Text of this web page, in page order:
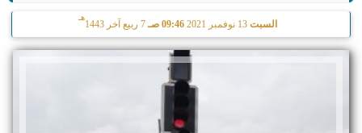
السبت 09:46 صـ 7 ربيع آخر 1443
هـ